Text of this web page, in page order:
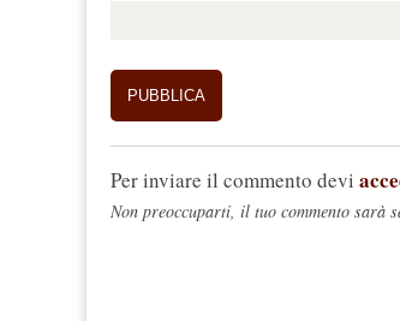
Per inviare il commento devi
Non preoccuparti, il tuo commento sarà